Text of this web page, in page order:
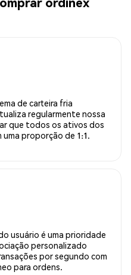
de carteira fria
regularmente nossa
que todos os ativos dos
proporção de 1:1.
usuário é uma prioridade
personalizado
por segundo com
para ordens.